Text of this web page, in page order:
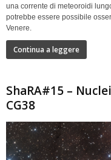
una corrente di meteoroidi
potrebbe essere possibile
Venere.
Continua a leggere
ShaRA#15 –
CG38